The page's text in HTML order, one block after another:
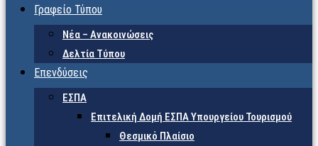
Γραφείο Τύπου
Νέα – Ανακοινώσεις
Δελτία Τύπου
Επενδύσεις
ΕΣΠΑ
Επιτελική Δομή ΕΣΠΑ Υπουργείου Τουρισμού
Θεσμικό Πλαίσιο